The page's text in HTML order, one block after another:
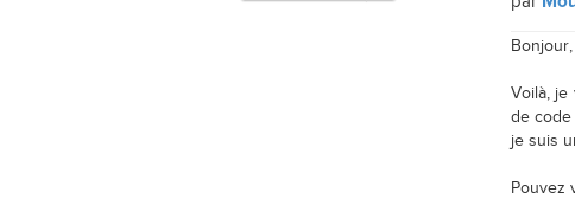
Bonjour,
Voilà, je
de code
je suis
Pouvez